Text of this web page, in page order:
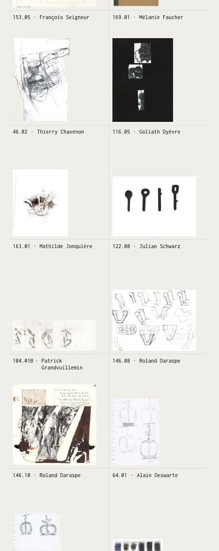
153.05 François Seigneur 169.01 Mélanie Faucher
46.02 Thierry Chavenon 116.05 Goliath Dyèvre
163.01 Mathilde Jonquière 122.08 Julian Schwarz
104.01B
Patrick
Grandvuillemin
146.08 Roland Daraspe
146.10 Roland Daraspe 64.01 Alain Deswarte